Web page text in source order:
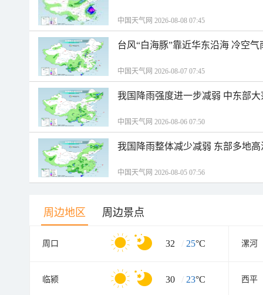
中国天气网 2026-08-08 07:45
台风“白海豚”靠近华东沿海 冷空
中国天气网 2026-08-07 07:45
我国降雨强度进一步减弱 中东部
中国天气网 2026-08-06 07:50
我国降雨整体减少减弱 东部多地
中国天气网 2026-08-05 07:56
周边地区 周边景点
周口 32 / 25°C 漯河
临颍 30 / 23°C 西平